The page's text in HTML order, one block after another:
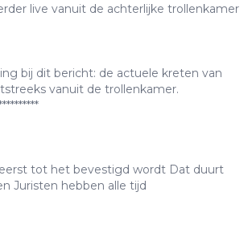
live vanuit de achterlijke trollenkamer
bij dit bericht: de actuele kreten van
vanuit de trollenkamer.
tot het bevestigd wordt Dat duurt
Juristen hebben alle tijd